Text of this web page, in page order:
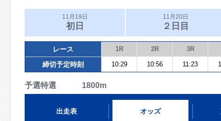
11月19日
初日
11月20日
２日目
レース 1R 2R 3R
締切予定時刻 10:29 10:56 11:23
予選特選 1800m
出走表 オッズ